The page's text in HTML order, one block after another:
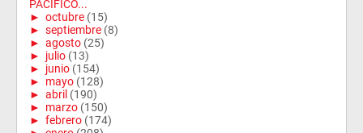
PACÍFICO...
► octubre (15)
► septiembre (8)
► agosto (25)
► julio (13)
► junio (154)
► mayo (128)
► abril (190)
► marzo (150)
► febrero (174)